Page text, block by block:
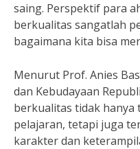
saing. Perspektif para
berkualitas sangatlah
bagaimana kita bisa
Menurut Prof. Anies
dan Kebudayaan
berkualitas tidak
pelajaran, tetapi juga
karakter dan